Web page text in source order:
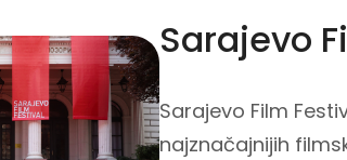
Sarajevo
Sarajevo Film
najznačajnijih